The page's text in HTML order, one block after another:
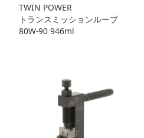
TWIN POWER
トランスミッションルーブ
80W-90 946ml